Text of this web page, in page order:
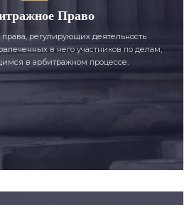
Право
права, регулирующих деятельность
в него участников по делам,
в арбитражном процессе.